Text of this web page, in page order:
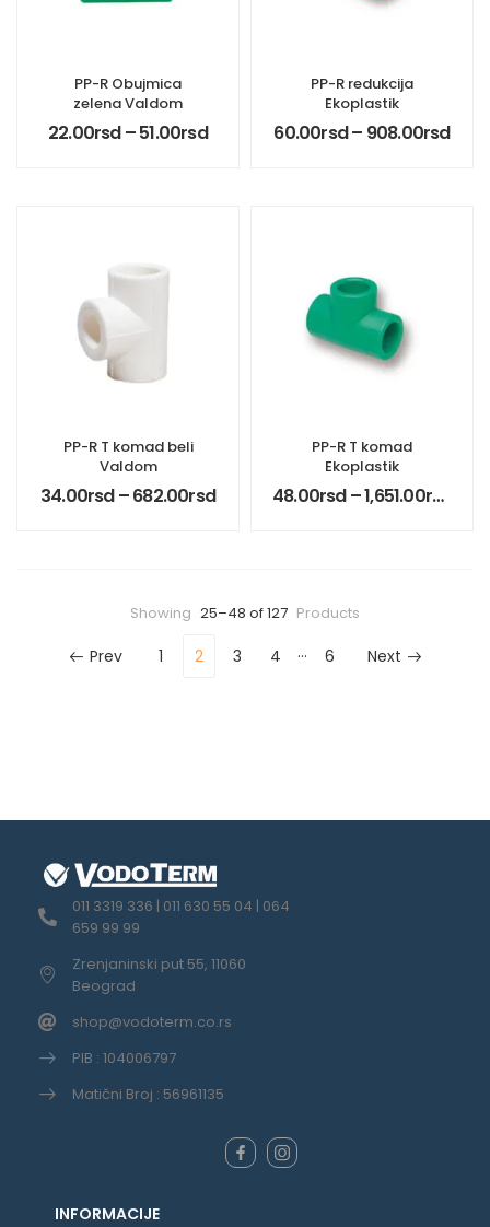
PP-R Obujmica
zelena Valdom
22.00rsd–51.00rsd
PP-R redukcija
Ekoplastik
60.00rsd– 908.00rsd
PP-R T komad beli
Valdom
34.00rsd–682.00rsd
PP-R T komad
Ekoplastik
48.00rsd–1,651.00rsd
Showing 25–48 of 127 Products
Prev 1 2 3 4 … 6 Next
011 3319 336 | 011 630 55 04 | 064
659 99 99
Zrenjaninski put 55, 11060
Beograd
shop@vodoterm.co.rs
PIB : 104006797
Matični Broj : 56961135
INFORMACIJE